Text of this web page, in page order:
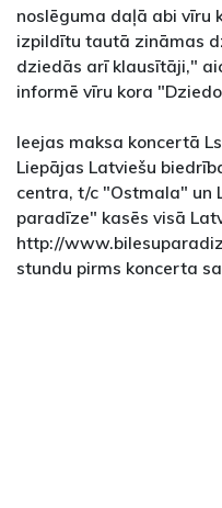
noslēguma daļā abi vīru
izpildītu tautā zināmas
dziedās arī klausītāji,"
informē vīru kora
Ieejas maksa koncertā
Liepājas Latviešu
centra, t/c "Ostmala" un
paradīze" kasēs visā
http://
stundu pirms koncerta